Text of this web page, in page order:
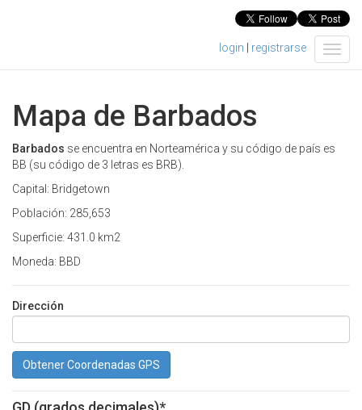
T
o
n
login registrarse
Mapa de Barbados
Barbados se encuentra en Norteamérica y su código de país es
BB (su código de 3 letras es BRB).
Capital: Bridgetown
Población: 285,653
Superficie: 431.0 km2
Moneda: BBD
Dirección
Obtener Coordenadas GPS